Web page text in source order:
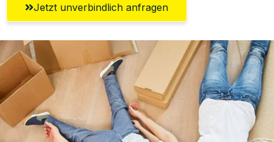
Jetzt unverbindlich anfragen